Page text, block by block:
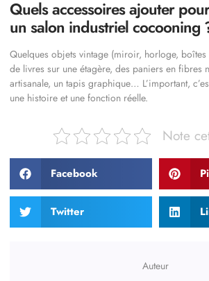
Quels accessoires ajouter
un salon industriel cocooning
Quelques objets vintage (miroir, horloge,
de livres sur une étagère, des paniers en fibres
artisanale, un tapis graphique… L’important,
une histoire et une fonction réelle.
Note
Facebook
Twitter
Auteur